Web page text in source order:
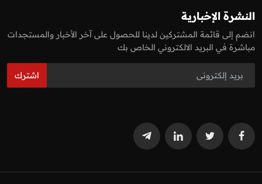
النشرة الإخبارية
انضم إلى قائمة المشتركين لدينا للحصول على آخر الأخبار والمستجدات
مباشرة في البريد الالكتروني الخاص بك
اشترك